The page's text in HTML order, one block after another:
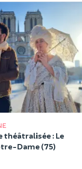
théâtralisée : Le
Dame (75)